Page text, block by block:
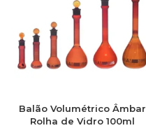
Balão Volumétrico Âmbar
Rolha de Vidro 100ml